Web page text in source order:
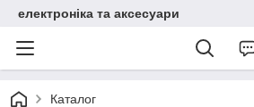
електроніка та аксесуари
Каталог